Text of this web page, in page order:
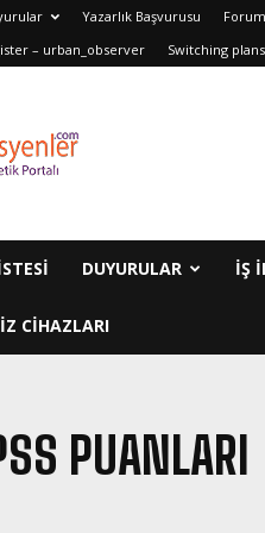
Yazarlık Başvurusu Forum
– urban_observer Switching
DUYURULAR İŞ
CIHAZLARI
PUANLARI